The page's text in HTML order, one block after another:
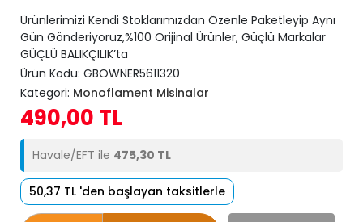
Ürünlerimizi Kendi Stoklarımızdan Özenle Paketleyip Aynı
Gün Gönderiyoruz,%100 Orijinal Ürünler, Güçlü Markalar
GÜÇLÜ BALIKÇILIK’ta
Ürün Kodu: GBOWNER5611320
Kategori: Monoflament Misinalar
490,00 TL
Havale/EFT ile 475,30 TL
50,37 TL 'den başlayan taksitlerle